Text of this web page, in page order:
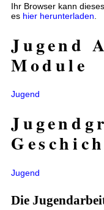
Ihr Browser kann
es hier herunterladen
Jugend
Module
Jugend
Jugend
Die